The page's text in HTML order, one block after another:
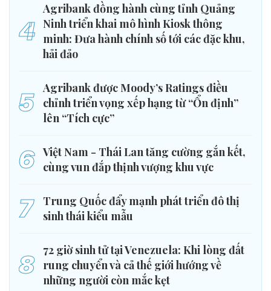
4
Agribank đồng hành cùng tỉnh Quảng
Ninh triển khai mô hình Kiosk thông
minh: Đưa hành chính số tới các đặc khu,
hải đảo
5
Agribank được Moody’s Ratings điều
chỉnh triển vọng xếp hạng từ “Ổn định”
lên “Tích cực”
6 Việt Nam - Thái Lan tăng cường gắn kết,
cùng vun đắp thịnh vượng khu vực
7
Trung Quốc đẩy mạnh phát triển đô thị
sinh thái kiểu mẫu
8
72 giờ sinh tử tại Venezuela: Khi lòng đất
rung chuyển và cả thế giới hướng về
những người còn mắc kẹt